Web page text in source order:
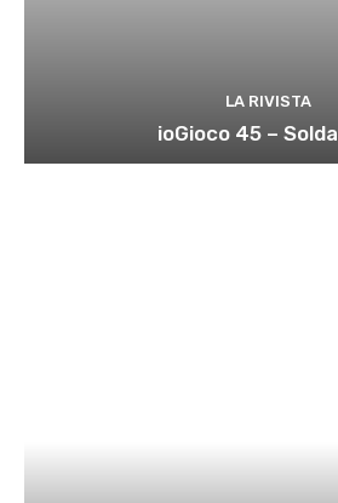
LA RIVISTA
ioGioco 45 –